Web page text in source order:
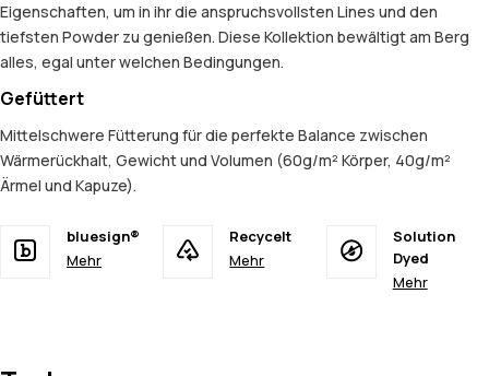
Eigenschaften, um in ihr die anspruchsvollsten Lines und den
tiefsten Powder zu genießen. Diese Kollektion bewältigt am Berg
alles, egal unter welchen Bedingungen.
Gefüttert
Mittelschwere Fütterung für die perfekte Balance zwischen
Wärmerückhalt, Gewicht und Volumen (60g/m² Körper, 40g/m²
Ärmel und Kapuze).
bluesign®
Mehr
Recycelt
Mehr
Solution
Dyed
Mehr